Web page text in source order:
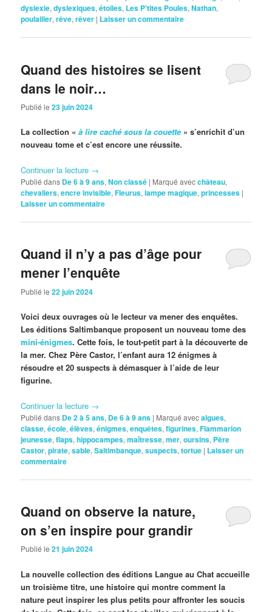
dyslexie,dyslexiques,étoiles, Les P'tites Poules,Nathan,
poulailler,rêve,rêver | Laisser un commentaire
Quand des histoires se lisent
dans le noir…
Publié le23 juin 2024
La collection «à lire caché sous la couette» s’enrichit d’un
nouveau tome et c’est encore une réussite.
Continuer la lecture →
Publié dans De 6 à 9 ans,Non classé | Marqué avecchâteau,
chevaliers,encre invisible,Fleurus,lampe magique,princesses |
Laisser un commentaire
Quand il n’y a pas d’âge pour
mener l’enquête
Publié le22 juin 2024
Voici deux ouvrages où le lecteur va mener des enquêtes.
Les éditions Saltimbanque proposent un nouveau tome des
mini-énigmes. Cette fois, le tout-petit part à la découverte de
la mer. Chez Père Castor, l’enfant aura 12 énigmes à
résoudre et 20 suspects à démasquer à l’aide de leur
figurine.
Continuer la lecture →
Publié dans De 2 à 5 ans, De 6 à 9 ans | Marqué avecalgues,
classe,école,élèves,énigmes,enquêtes,figurines,Flammarion
jeunesse,flaps,hippocampes,maîtresse,mer,oursins, Père
Castor,pirate,sable,Saltimbanque,suspects,tortue | Laisser un
commentaire
Quand on observe la nature,
on s’en inspire pour grandir
Publié le21 juin 2024
La nouvelle collection des éditions Langue au Chat accueille
un troisième titre, une histoire qui montre comment la
nature peut inspirer les plus petits pour affronter les soucis